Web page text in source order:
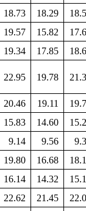
18.73 18.29
19.57 15.82
19.34 17.85
22.95 19.78
20.46 19.11
15.83 14.60
9.14 9.56
19.80 16.68
16.14 14.32
22.62 21.45